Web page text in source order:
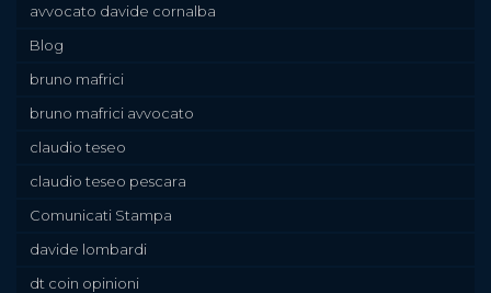
avvocato davide cornalba
Blog
bruno mafrici
bruno mafrici avvocato
claudio teseo
claudio teseo pescara
Comunicati Stampa
davide lombardi
dt coin opinioni